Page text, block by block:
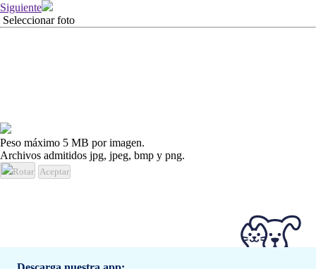
Siguiente
Seleccionar foto
Peso máximo 5 MB por imagen.
Archivos admitidos jpg, jpeg, bmp y png.
Rotar Aceptar